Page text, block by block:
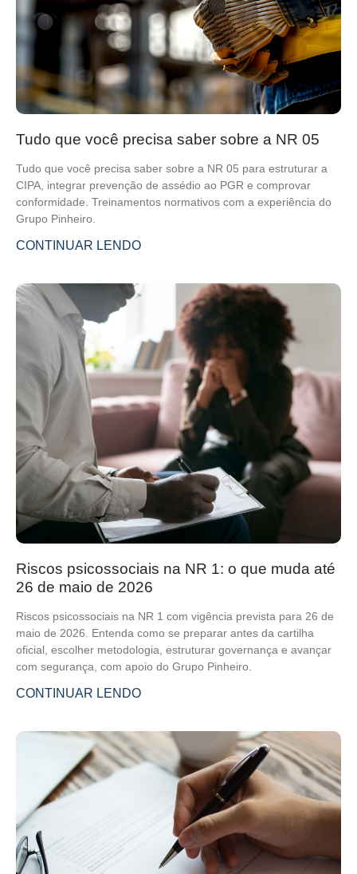
Tudo que você precisa saber sobre a NR 05
Tudo que você precisa saber sobre a NR 05 para estruturar a
CIPA, integrar prevenção de assédio ao PGR e comprovar
conformidade. Treinamentos normativos com a experiência do
Grupo Pinheiro.
CONTINUAR LENDO
Riscos psicossociais na NR 1: o que muda até
26 de maio de 2026
Riscos psicossociais na NR 1 com vigência prevista para 26 de
maio de 2026. Entenda como se preparar antes da cartilha
oficial, escolher metodologia, estruturar governança e avançar
com segurança, com apoio do Grupo Pinheiro.
CONTINUAR LENDO